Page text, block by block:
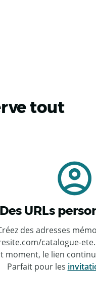
tout
Des URLs
des adresses
catalogue-ete.
moment, le lien
Parfait pour les